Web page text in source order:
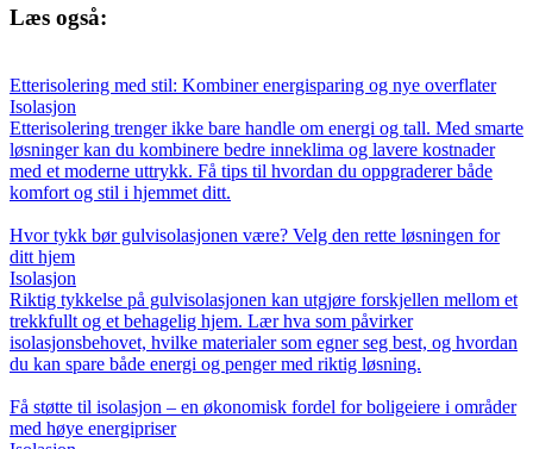
Læs også:
Etterisolering med stil: Kombiner energisparing og nye overflater
Isolasjon
Etterisolering trenger ikke bare handle om energi og tall. Med smarte
løsninger kan du kombinere bedre inneklima og lavere kostnader
med et moderne uttrykk. Få tips til hvordan du oppgraderer både
komfort og stil i hjemmet ditt.
Hvor tykk bør gulvisolasjonen være? Velg den rette løsningen for
ditt hjem
Isolasjon
Riktig tykkelse på gulvisolasjonen kan utgjøre forskjellen mellom et
trekkfullt og et behagelig hjem. Lær hva som påvirker
isolasjonsbehovet, hvilke materialer som egner seg best, og hvordan
du kan spare både energi og penger med riktig løsning.
Få støtte til isolasjon – en økonomisk fordel for boligeiere i områder
med høye energipriser